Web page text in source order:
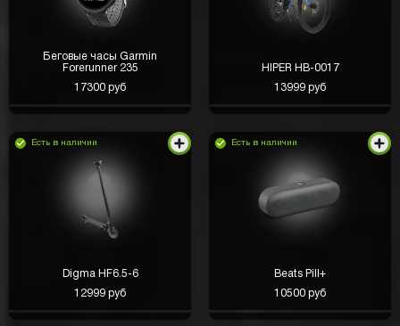
Беговые часы Garmin
Forerunner 235
17300 руб
HIPER HB-0017
13999 руб
Есть в наличии
Digma HF6.5-6
12999 руб
Есть в наличии
Beats Pill+
10500 руб